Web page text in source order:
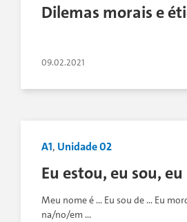
Dilemas morais e
09.02.2021
A1, Unidade 02
Eu estou, eu sou,
Meu nome é … Eu sou de … Eu
na/no/em …